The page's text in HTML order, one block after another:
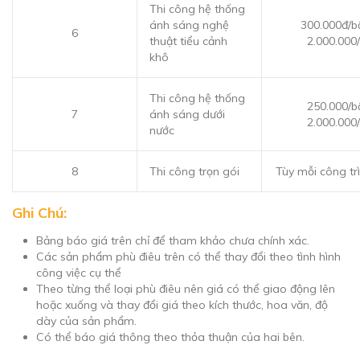
6
Thi công hệ thống
ánh sáng nghệ
thuật tiểu cảnh
khô
300.000đ/
7
Thi công hệ thống
ánh sáng dưới
nước
250.000/
8 Thi công trọn gói Tùy mỗi công
Ghi Chú:
Bảng báo giá trên chỉ để tham khảo chưa chính xác.
Các sản phẩm phù điêu trên có thể thay đổi theo tình hình
công việc cụ thể
Theo từng thể loại phù điêu nên giá có thể giao động lên
hoặc xuống và thay đổi giá theo kích thước, hoa văn, độ
dày của sản phẩm.
Có thể báo giá thông theo thỏa thuận của hai bên.